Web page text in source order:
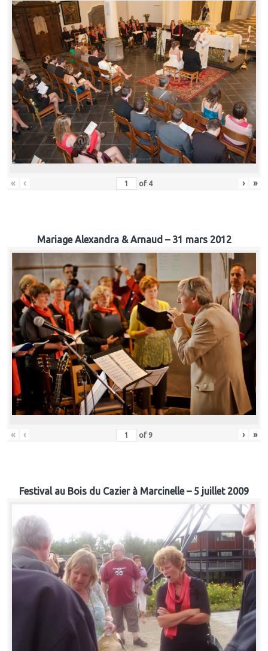
« ‹ of 4 › »
Mariage Alexandra & Arnaud – 31 mars 2012
« ‹ of 9 › »
Festival au Bois du Cazier à Marcinelle – 5 juillet 2009